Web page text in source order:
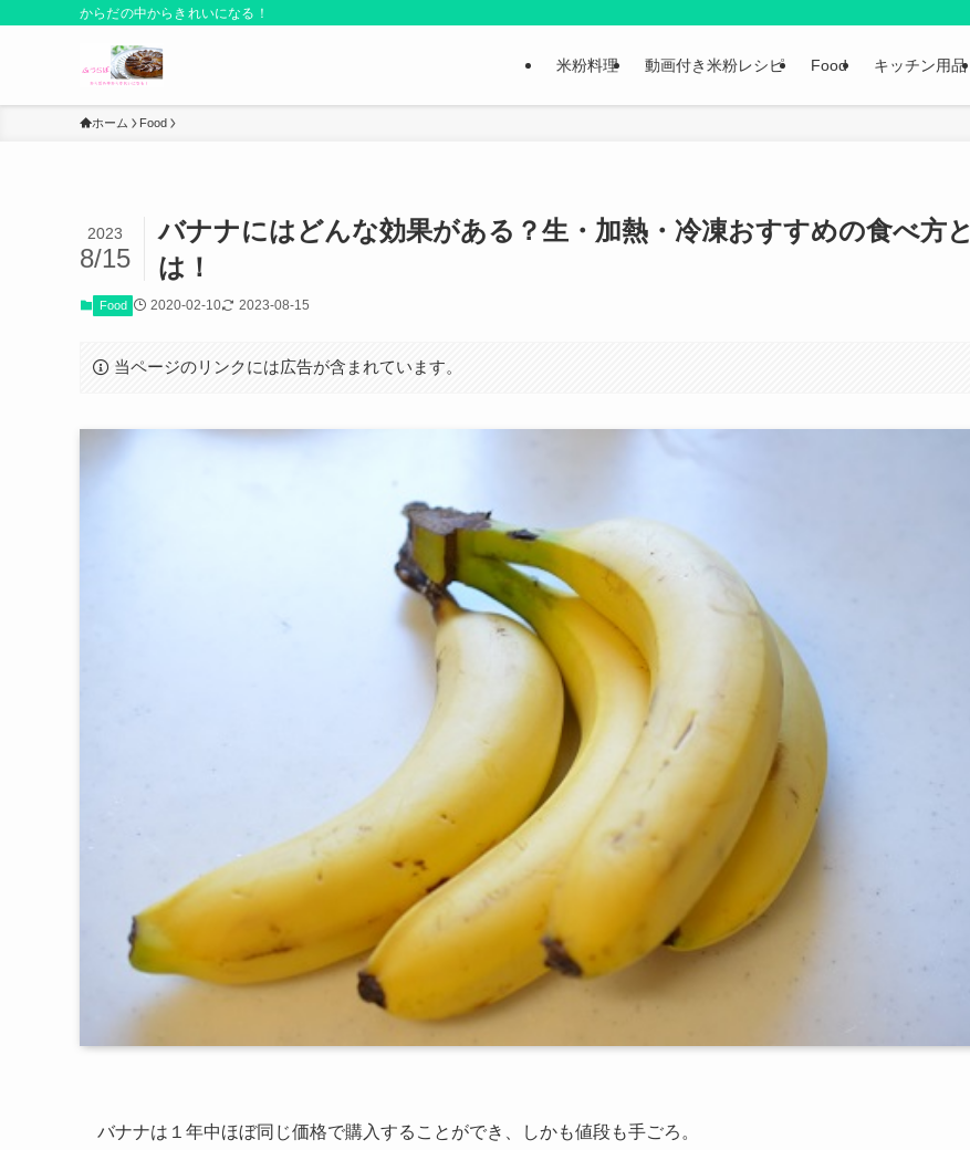
からだの中からきれいになる！
米粉料理 動画付き米粉レシピ Food キッチン用品
ホーム Food
バナナにはどんな効果がある？生・加熱・冷凍おすすめの食べ方と
は！
2023
8/15
Food 2020-02-10 2023-08-15
当ページのリンクには広告が含まれています。
バナナは１年中ほぼ同じ価格で購入することができ、しかも値段も手ごろ。